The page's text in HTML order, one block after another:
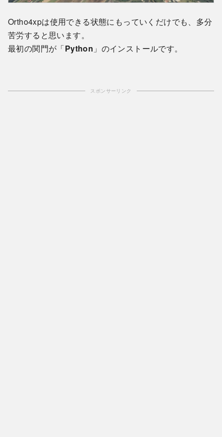
Ortho4xpは使用できる状態にもっていくだけでも、多分
苦労すると思います。
最初の関門が「Python 」のインストールです。
スポンサーリンク